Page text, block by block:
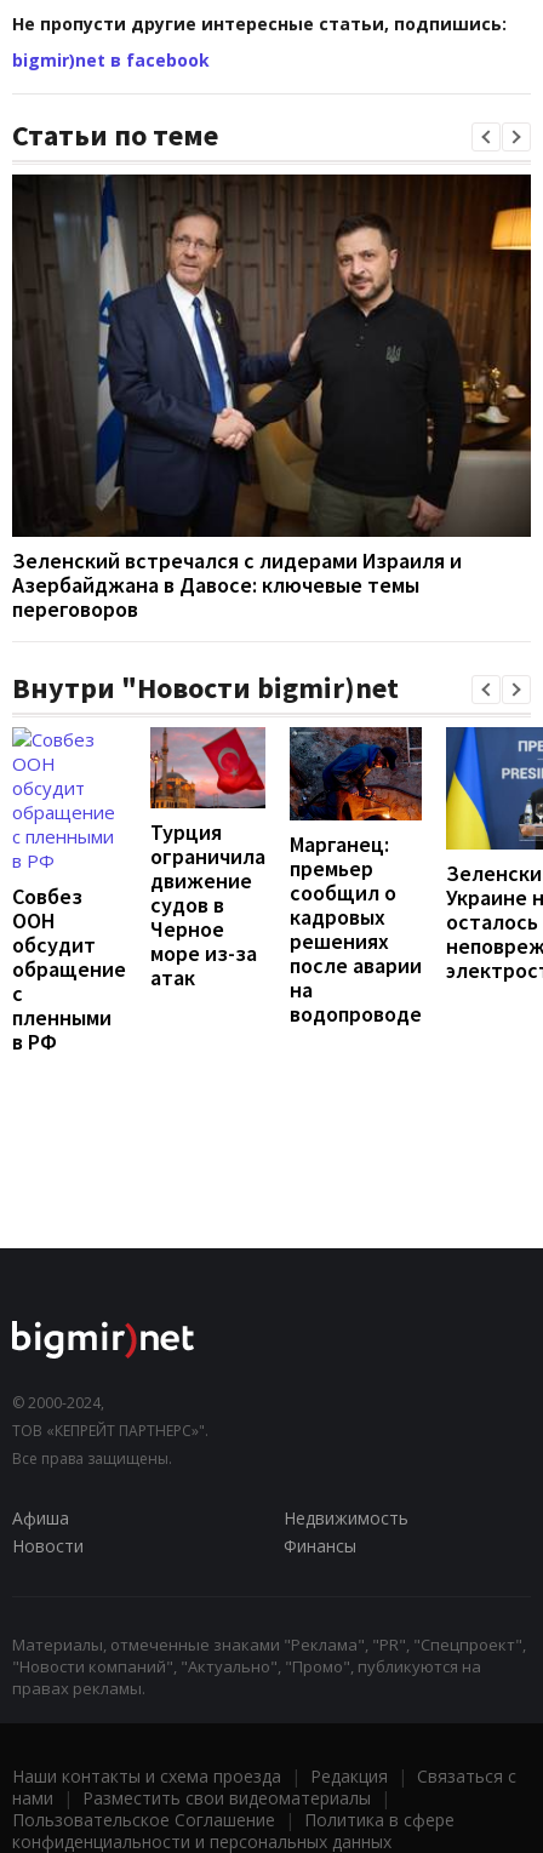
Не пропусти другие интересные статьи, подпишись:
bigmir)net в facebook
Статьи по теме
Зеленский встречался с лидерами Израиля и
Азербайджана в Давосе: ключевые темы
переговоров
Внутри "Новости bigmir)net
Совбез
ООН
обсудит
обращение
с
пленными
в РФ
Турция
ограничила
движение
судов в
Черное
море из-за
атак
Марганец:
премьер
сообщил о
кадровых
решениях
после аварии
на
водопроводе
Украине
осталось
© 2000-2024,
ТОВ «КЕПРЕЙТ ПАРТНЕРС»".
Все права защищены.
Афиша
Недвижимость
Новости
Финансы
Материалы, отмеченные знаками "Реклама", "PR", "Спецпроект",
"Новости компаний", "Актуально", "Промо", публикуются на
правах рекламы.
Наши контакты и схема проезда | Редакция | Связаться с
нами | Разместить свои видеоматериалы |
Пользовательское Соглашение |
Политика в сфере
конфиденциальности и персональных данных